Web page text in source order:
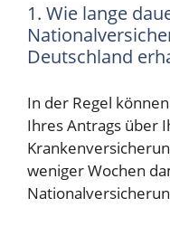
1. Wie lange
Deutschland
In der Regel
Ihres Antrags über
weniger Wochen